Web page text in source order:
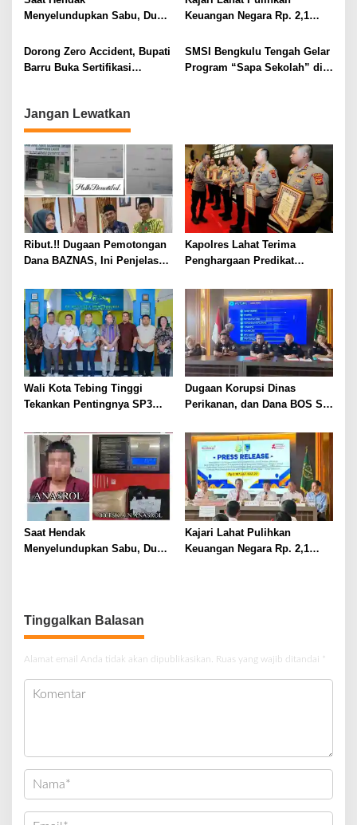
Menyelundupkan Sabu, Dua
Keuangan Negara Rp. 2,1
Dorong Zero Accident, Bupati
Barru Buka Sertifikasi
SMSI Bengkulu Tengah Gelar
Program “Sapa Sekolah” di
Jangan Lewatkan
Ribut.!! Dugaan Pemotongan
Dana BAZNAS, Ini Penjelasan
Kapolres Lahat Terima
Penghargaan Predikat
Sumsel Tahun 2026
Wali Kota Tebing Tinggi
Tekankan Pentingnya SP3
Dugaan Korupsi Dinas
Perikanan, dan Dana BOS SD
Terus Dipertajam Kajari Lahat
Saat Hendak
Menyelundupkan Sabu, Dua
Kajari Lahat Pulihkan
Keuangan Negara Rp. 2,1
Tinggalkan Balasan
Alamat email Anda tidak akan dipublikasikan. Ruas yang wajib ditandai *